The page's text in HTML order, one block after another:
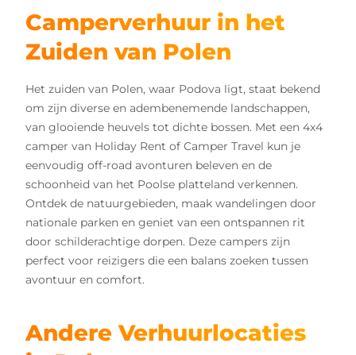
Camperverhuur in het
Zuiden van Polen
Het zuiden van Polen, waar Podova ligt, staat bekend
om zijn diverse en adembenemende landschappen,
van glooiende heuvels tot dichte bossen. Met een 4x4
camper van Holiday Rent of Camper Travel kun je
eenvoudig off-road avonturen beleven en de
schoonheid van het Poolse platteland verkennen.
Ontdek de natuurgebieden, maak wandelingen door
nationale parken en geniet van een ontspannen rit
door schilderachtige dorpen. Deze campers zijn
perfect voor reizigers die een balans zoeken tussen
avontuur en comfort.
Andere Verhuurlocaties